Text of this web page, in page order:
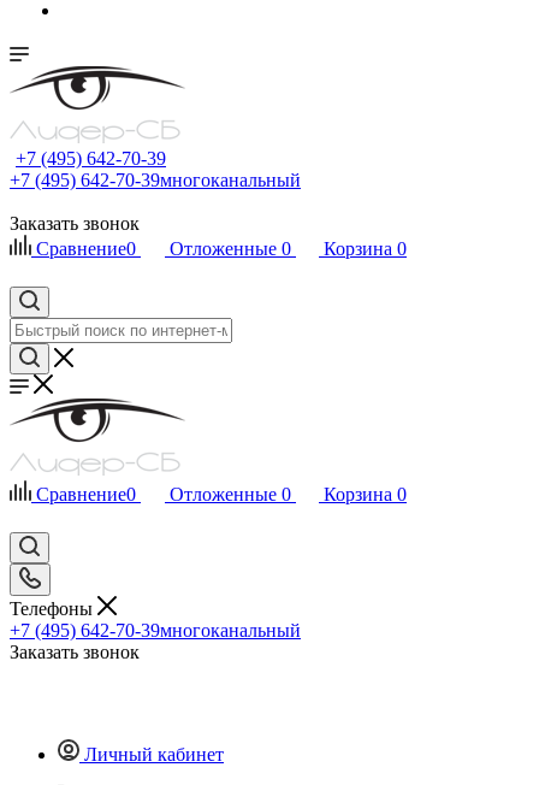
+7 (495) 642-70-39
+7 (495) 642-70-39многоканальный
Заказать звонок
Сравнение0 Отложенные 0 Корзина 0
Сравнение0 Отложенные 0 Корзина 0
Телефоны
+7 (495) 642-70-39многоканальный
Заказать звонок
Личный кабинет